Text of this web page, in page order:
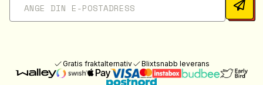
Gratis fraktalternativ Blixtsnabb leverans